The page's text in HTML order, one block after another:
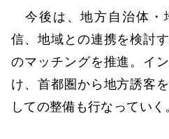
今後は、地方自治体・
信、地域との連携を検討
のマッチングを推進。イ
け、首都圏から地方誘客
しての整備も行なっていく